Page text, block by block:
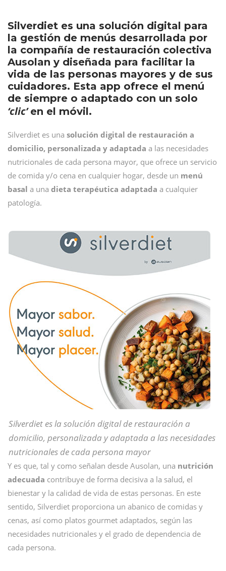
Silverdiet es una solución digital para
la gestión de menús desarrollada por
la compañía de restauración colectiva
Ausolan y diseñada para facilitar la
vida de las personas mayores y de sus
cuidadores. Esta app ofrece el menú
de siempre o adaptado con un solo
‘clic’en el móvil.
Silverdiet es una solución digital de restauración a
domicilio, personalizada y adaptada a las necesidades
nutricionales de cada persona mayor, que ofrece un servicio
de comida y/o cena en cualquier hogar, desde un menú
basal a una dieta terapéutica adaptada a cualquier
patología.
Silverdiet es la solución digital de restauración a
domicilio, personalizada y adaptada a las necesidades
nutricionales de cada persona mayor
Y es que, tal y como señalan desde Ausolan, una nutrición
adecuada contribuye de forma decisiva a la salud, el
bienestar y la calidad de vida de estas personas. En este
sentido, Silverdiet proporciona un abanico de comidas y
cenas, así como platos gourmet adaptados, según las
necesidades nutricionales y el grado de dependencia de
cada persona.